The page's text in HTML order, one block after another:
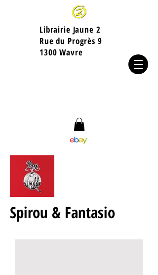
Librairie Jaune 2
​Rue du Progrès 9
1300 Wavre
Spirou & Fantasio